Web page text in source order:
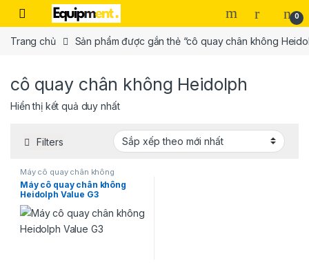
Skip to navigation
Skip to content
0
Trang chủ Sản phẩm được gắn thẻ “cô quay chân không
cô quay chân không Heidolph
Hiển thị kết quả duy nhất
Filters
Máy cô quay chân không
Heidolph
Máy cô quay chân không
Heidolph Value G3